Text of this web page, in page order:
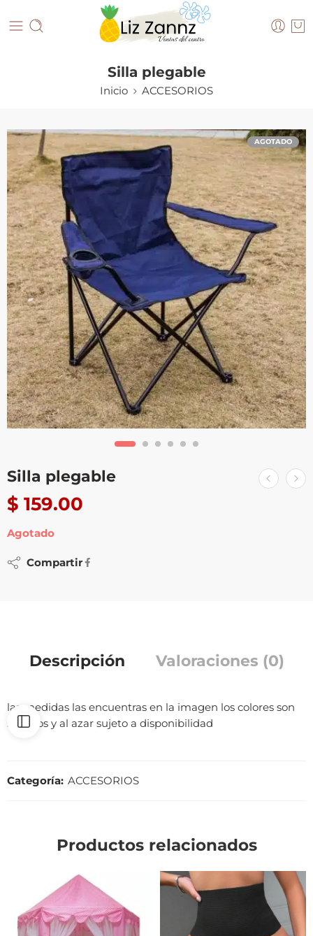
Silla plegable
Inicio ACCESORIOS
AGOTADO
Silla plegable
$ 159.00
Agotado
Compartir
Descripción Valoraciones (0)
las medidas las encuentras en la imagen los colores son
surtidos y al azar sujeto a disponibilidad
Categoría: ACCESORIOS
Productos relacionados